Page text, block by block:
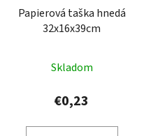
Papierová taška hnedá
32x16x39cm
Skladom
€0,23